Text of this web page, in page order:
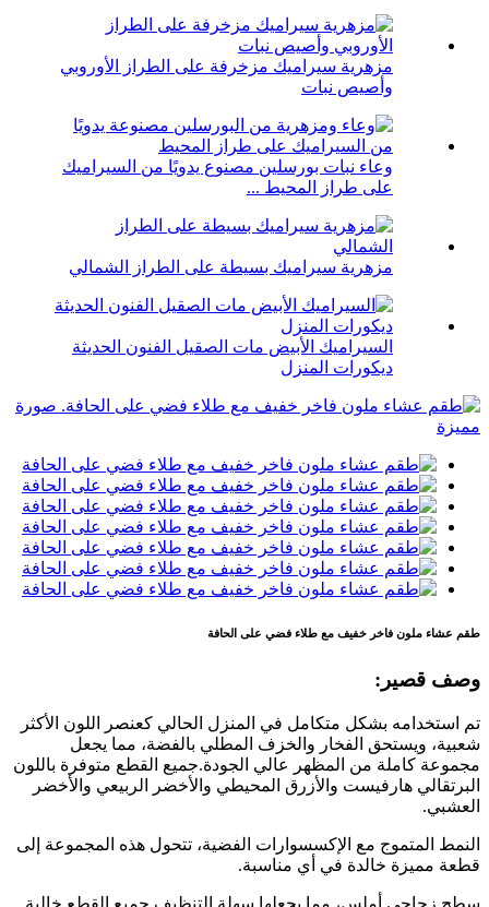
مزهرية سيراميك مزخرفة على الطراز الأوروبي
وأصيص نبات
وعاء نبات بورسلين مصنوع يدويًا من السيراميك
على طراز المحيط ...
مزهرية سيراميك بسيطة على الطراز الشمالي
السيراميك الأبيض مات الصقيل الفنون الحديثة
ديكورات المنزل
طقم عشاء ملون فاخر خفيف مع طلاء فضي على الحافة
وصف قصير:
تم استخدامه بشكل متكامل في المنزل الحالي كعنصر اللون الأكثر
شعبية، ويستحق الفخار والخزف المطلي بالفضة، مما يجعل
مجموعة كاملة من المظهر عالي الجودة.جميع القطع متوفرة باللون
البرتقالي هارفيست والأزرق المحيطي والأخضر الربيعي والأخضر
العشبي.
النمط المتموج مع الإكسسوارات الفضية، تتحول هذه المجموعة إلى
قطعة مميزة خالدة في أي مناسبة.
سطح زجاجي أملس، مما يجعلها سهلة التنظيف.جميع القطع خالية